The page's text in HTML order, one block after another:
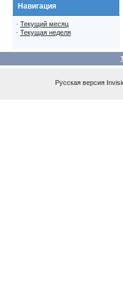
Навигация
· Текущий месяц
· Текущая неделя
Русская версия